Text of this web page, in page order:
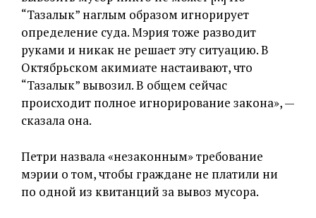
“Тазалык” наглым образом игнорирует
определение суда. Мэрия тоже разводит
руками и никак не решает эту ситуацию. В
Октябрьском акимиате настаивают, что
“Тазалык” вывозил. В общем сейчас
происходит полное игнорирование закона», —
сказала она.
Петри назвала «незаконным» требование
мэрии о том, чтобы граждане не платили ни
по одной из квитанций за вывоз мусора.